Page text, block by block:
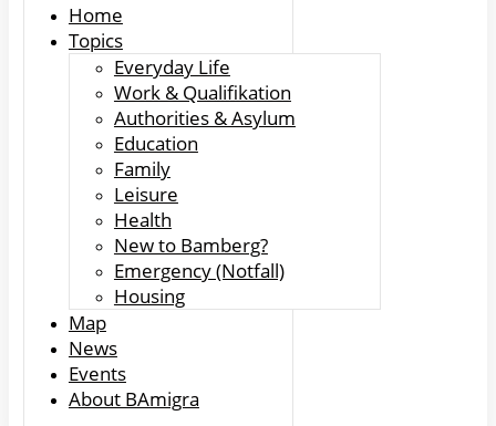
Home
Topics
Everyday Life
Work & Qualifikation
Authorities & Asylum
Education
Family
Leisure
Health
New to Bamberg?
Emergency (Notfall)
Housing
Map
News
Events
About BAmigra